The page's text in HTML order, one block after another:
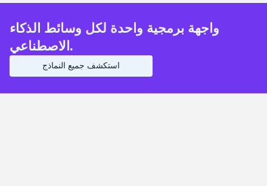
واجهة برمجية واحدة لكل وسائط الذكاء
الاصطناعي.
استكشف جميع النماذج